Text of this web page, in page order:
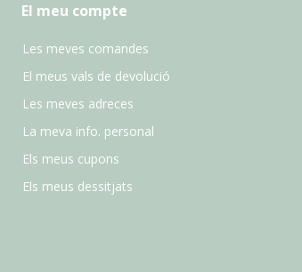
El meu compte
Les meves comandes
El meus vals de devolució
Les meves adreces
La meva info. personal
Els meus cupons
Els meus dessitjats